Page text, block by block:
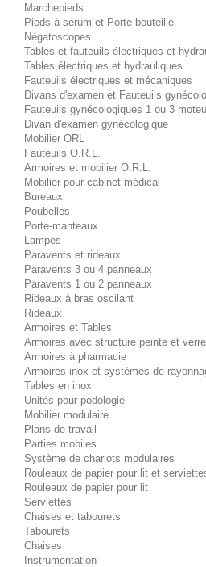
Marchepieds
Pieds à sérum et Porte-bouteille
Négatoscopes
Tables et fauteuils électriques et
Tables électriques et hydrauliques
Fauteuils électriques et mécaniques
Divans d'examen et Fauteuils
Fauteuils gynécologiques 1 ou 3
Divan d'examen gynécologique
Mobilier ORL
Fauteuils O.R.L.
Armoires et mobilier O.R.L.
Mobilier pour cabinet médical
Bureaux
Poubelles
Porte-manteaux
Lampes
Paravents et rideaux
Paravents 3 ou 4 panneaux
Paravents 1 ou 2 panneaux
Rideaux à bras oscilant
Rideaux
Armoires et Tables
Armoires avec structure peinte et verre
Armoires à pharmacie
Armoires inox et systèmes de
Tables en inox
Unités pour podologie
Mobilier modulaire
Plans de travail
Parties mobiles
Système de chariots modulaires
Rouleaux de papier pour lit et
Rouleaux de papier pour lit
Serviettes
Chaises et tabourets
Tabourets
Chaises
Instrumentation